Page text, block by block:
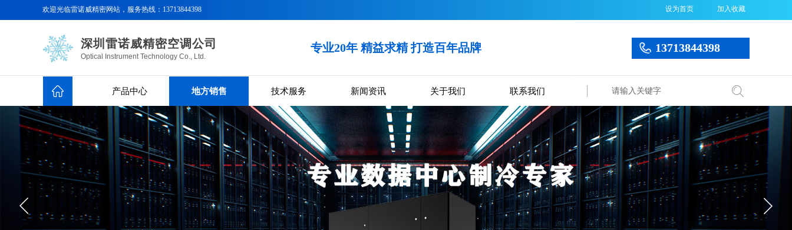
设为首页 加入收藏
欢迎光临雷诺威精密网站，服务热线： 13713844398
13713844398
深圳雷诺威精密空调公司
Optical Instrument Technology Co., Ltd.
专业20年 精益求精 打造百年品牌
产品中心 地方销售 技术服务 新闻资讯 关于我们 联系我们 搜索